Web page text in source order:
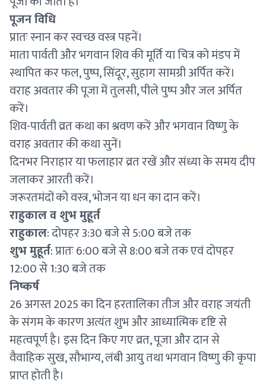
पूजन विधि
प्रातः स्नान कर स्वच्छ वस्त्र पहनें।
माता पार्वती और भगवान शिव की मूर्ति या चित्र को मंडप में
स्थापित कर फल, पुष्प, सिंदूर, सुहाग सामग्री अर्पित करें।
वराह अवतार की पूजा में तुलसी, पीले पुष्प और जल अर्पित
करें।
शिव-पार्वती व्रत कथा का श्रवण करें और भगवान विष्णु के
वराह अवतार की कथा सुनें।
दिनभर निराहार या फलाहार व्रत रखें और संध्या के समय दीप
जलाकर आरती करें।
जरूरतमंदों को वस्त्र, भोजन या धन का दान करें।
राहुकाल व शुभ मुहूर्त
राहुकाल: दोपहर 3:30 बजे से 5:00 बजे तक
शुभ मुहूर्त: प्रातः 6:00 बजे से 8:00 बजे तक एवं दोपहर
12:00 से 1:30 बजे तक
निष्कर्ष
26 अगस्त 2025 का दिन हरतालिका तीज और वराह जयंती
के संगम के कारण अत्यंत शुभ और आध्यात्मिक दृष्टि से
महत्वपूर्ण है। इस दिन किए गए व्रत, पूजा और दान से
वैवाहिक सुख, सौभाग्य, लंबी आयु तथा भगवान विष्णु की कृपा
प्राप्त होती है।